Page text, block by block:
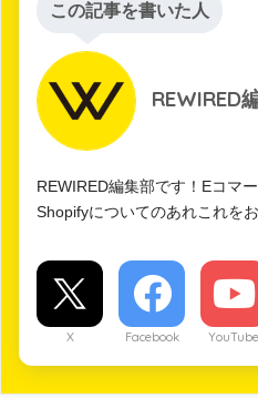
この記事を書いた人
REWIRED
REWIRED編集部です！Eコマ
Shopifyについてのあれこれをお
X Facebook YouTube